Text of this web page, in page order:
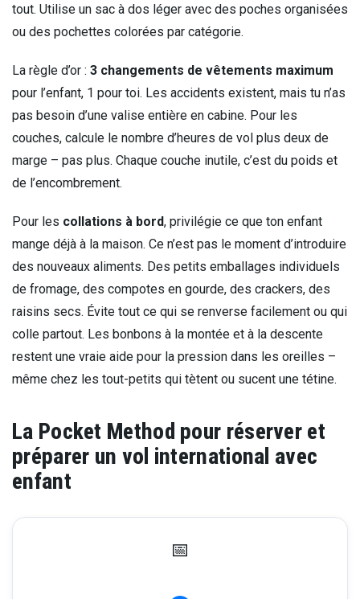
tout. Utilise un sac à dos léger avec des poches organisées
ou des pochettes colorées par catégorie.
La règle d’or : 3 changements de vêtements maximum
pour l’enfant, 1 pour toi. Les accidents existent, mais tu n’as
pas besoin d’une valise entière en cabine. Pour les
couches, calcule le nombre d’heures de vol plus deux de
marge – pas plus. Chaque couche inutile, c’est du poids et
de l’encombrement.
Pour les collations à bord, privilégie ce que ton enfant
mange déjà à la maison. Ce n’est pas le moment d’introduire
des nouveaux aliments. Des petits emballages individuels
de fromage, des compotes en gourde, des crackers, des
raisins secs. Évite tout ce qui se renverse facilement ou qui
colle partout. Les bonbons à la montée et à la descente
restent une vraie aide pour la pression dans les oreilles –
même chez les tout-petits qui tètent ou sucent une tétine.
La Pocket Method pour réserver et
préparer un vol international avec
enfant
📅